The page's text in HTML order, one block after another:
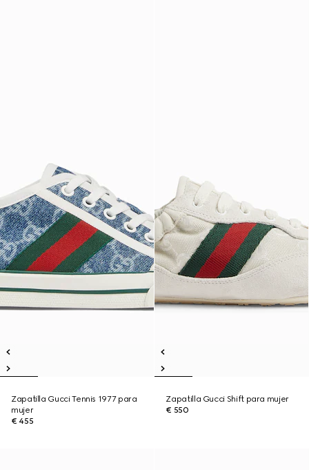
Zapatilla Gucci Tennis 1977 para
mujer
€ 455
Zapatilla Gucci Shift para mujer
€ 550